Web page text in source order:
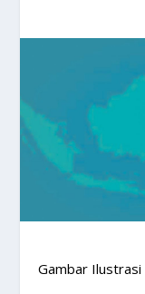
Gambar Ilustrasi